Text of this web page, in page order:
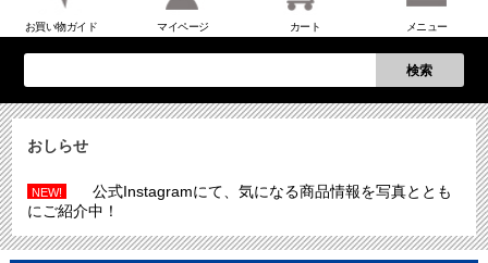
お買い物ガイド マイページ カート メニュー
検索
おしらせ
NEW!
公式Instagramにて、気になる商品情報を写真ととも
にご紹介中！